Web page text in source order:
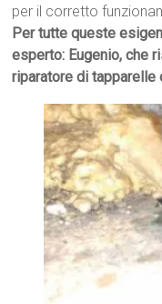
per il corretto
Per tutte queste
esperto: Eugenio, che
riparatore di tapparelle